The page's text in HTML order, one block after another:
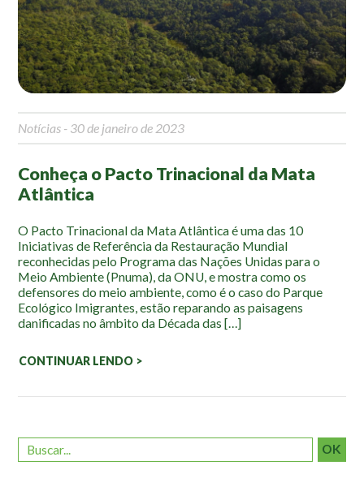
Mapa Ilustrado
Fauna e Flora
Aranhas
Palmeira Juçara
Borboletas
Cambuci
Liquens
Tucano do Bico Verde
Atividades
Escolas e Universidades
Trilhas
Inclusão Social
Notícias - 30 de janeiro de 2023
Conheça o Pacto Trinacional da Mata
Atlântica
O Pacto Trinacional da Mata Atlântica é uma das 10
Iniciativas de Referência da Restauração Mundial
reconhecidas pelo Programa das Nações Unidas para o
Meio Ambiente (Pnuma), da ONU, e mostra como os
defensores do meio ambiente, como é o caso do Parque
Ecológico Imigrantes, estão reparando as paisagens
danificadas no âmbito da Década das […]
CONTINUAR LENDO >
OK